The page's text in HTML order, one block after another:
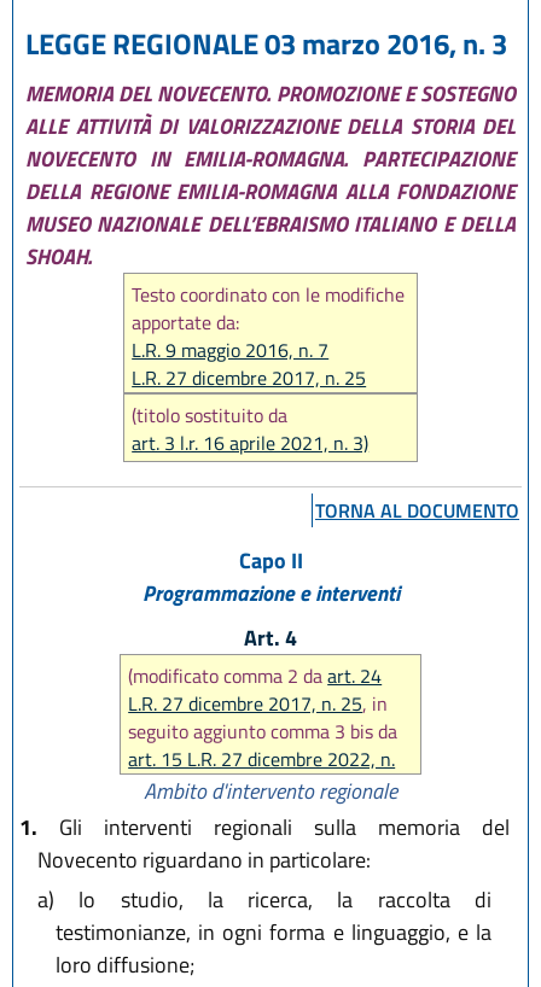
LEGGE REGIONALE 03 marzo 2016, n. 3
MEMORIA DEL NOVECENTO. PROMOZIONE E SOSTEGNO
ALLE ATTIVITÀ DI VALORIZZAZIONE DELLA STORIA DEL
NOVECENTO IN EMILIA-ROMAGNA. PARTECIPAZIONE
DELLA REGIONE EMILIA-ROMAGNA ALLA FONDAZIONE
MUSEO NAZIONALE DELL’EBRAISMO ITALIANO E DELLA
SHOAH.
Testo coordinato con le modifiche
apportate da:
L.R. 9 maggio 2016, n. 7
L.R. 27 dicembre 2017, n. 25
L.R. 16 aprile 2021, n. 3
L.R. 27 ottobre 2022, n. 16
L.R. 25 luglio 2025, n. 9
(titolo sostituito da
art. 3 l.r. 16 aprile 2021, n. 3)
TORNA AL DOCUMENTO
Capo II
Programmazione e interventi
Art. 4
(modificato comma 2 daart. 24
L.R. 27 dicembre 2017, n. 25, in
seguito aggiunto comma 3 bis da
art. 15 L.R. 27 dicembre 2022, n.
23, poi modificato 4 da art. 37 L.R.
25 luglio 2025, n. 9)
Ambito d'intervento regionale
1. Gli interventi regionali sulla memoria del
Novecento riguardano in particolare:
a) lo studio, la ricerca, la raccolta di
testimonianze, in ogni forma e linguaggio, e la
loro diffusione;